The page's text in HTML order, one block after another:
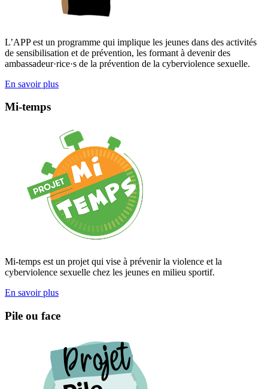
L’APP est un programme qui implique les jeunes dans des activités
de sensibilisation et de prévention, les formant à devenir des
ambassadeur·rice·s de la prévention de la cyberviolence sexuelle.
En savoir plus
Mi-temps
Mi-temps est un projet qui vise à prévenir la violence et la
cyberviolence sexuelle chez les jeunes en milieu sportif.
En savoir plus
Pile ou face